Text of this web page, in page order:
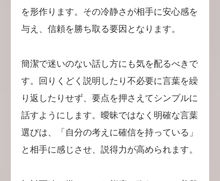
を形作ります。その冷静さが相手に安心感を
与え、信頼を勝ち取る要因となります。
簡潔で迷いのない話し方にも気を配るべきで
す。回りくどく説明したり不必要に言葉を繰
り返したりせず、要点を押さえてシンプルに
話すようにします。曖昧ではなく明確な言葉
選びは、「自分の考えに確信を持っている」
と相手に感じさせ、説得力が高められます。